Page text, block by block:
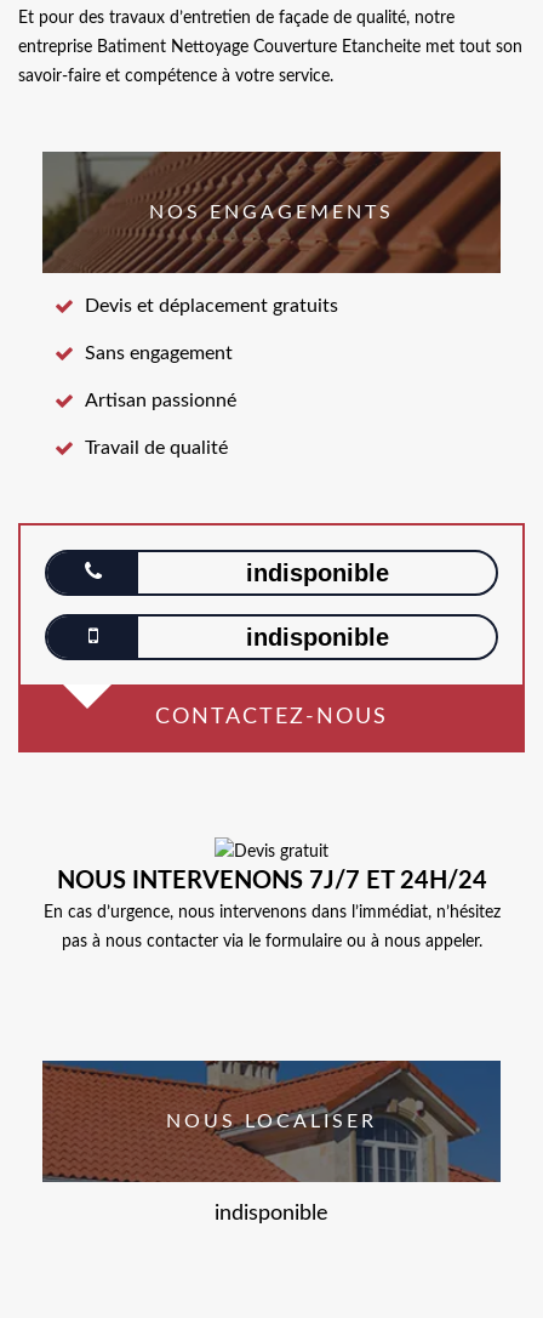
Et pour des travaux d’entretien de façade de qualité, notre
entreprise Batiment Nettoyage Couverture Etancheite met tout son
savoir-faire et compétence à votre service.
NOS ENGAGEMENTS
Devis et déplacement gratuits
Sans engagement
Artisan passionné
Travail de qualité
indisponible
indisponible
CONTACTEZ-NOUS
NOUS INTERVENONS 7J/7 ET 24H/24
En cas d’urgence, nous intervenons dans l’immédiat, n’hésitez
pas à nous contacter via le formulaire ou à nous appeler.
NOUS LOCALISER
indisponible